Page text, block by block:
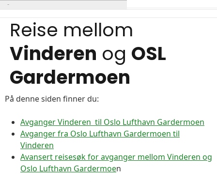
Reise mellom
Vinderen og OSL
Gardermoen
På denne siden finner du:
Avganger Vinderen til Oslo Lufthavn Gardermoen
Avganger fra Oslo Lufthavn Gardermoen til
Vinderen
Avansert reisesøk for avganger mellom Vinderen og
Oslo Lufthavn Gardermoen